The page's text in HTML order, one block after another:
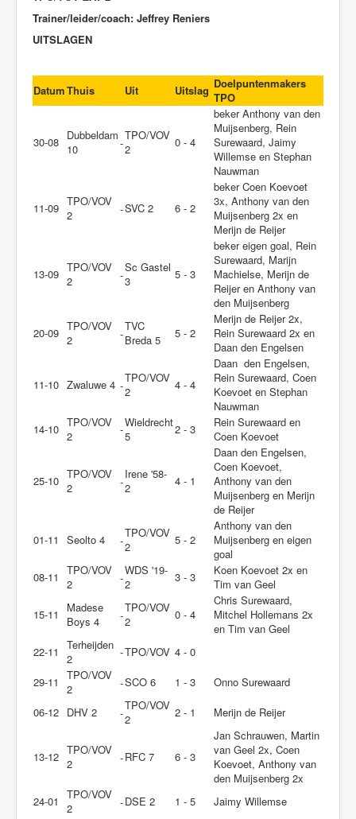
Trainer/leider/coach: Jeffrey Reniers
UITSLAGEN
DatumThuis Uit Uitslag Doelpuntenmakers
TPO
30-08 Dubbeldam
10
-
TPO/VOV
2
0 - 4
beker Anthony van den
Muijsenberg, Rein
Surewaard, Jaimy
Willemse en Stephan
Nauwman
11-09 TPO/VOV
2
-SVC 2 6 - 2
beker Coen Koevoet
3x, Anthony van den
Muijsenberg 2x en
Merijn de Reijer
13-09 TPO/VOV
2
-
Sc Gastel
3
5 - 3
beker eigen goal, Rein
Surewaard, Marijn
Machielse, Merijn de
Reijer en Anthony van
den Muijsenberg
20-09 TPO/VOV
2
-
TVC
Breda 5
5 - 2
Merijn de Reijer 2x,
Rein Surewaard 2x en
Daan den Engelsen
11-10 Zwaluwe 4 -
TPO/VOV
2
4 - 4
Daan den Engelsen,
Rein Surewaard, Coen
Koevoet en Stephan
Nauwman
14-10 TPO/VOV
2
-Wieldrecht
5
2 - 3
Rein Surewaard en
Coen Koevoet
25-10 TPO/VOV
2
-
Irene '58-
2
4 - 1
Daan den Engelsen,
Coen Koevoet,
Anthony van den
Muijsenberg en Merijn
de Reijer
01-11
Seolto 4 -
TPO/VOV
2
5 - 2
Anthony van den
Muijsenberg en eigen
goal
08-11
TPO/VOV
2
-
WDS '19-
2
3 - 3
Koen Koevoet 2x en
Tim van Geel
15-11
Madese
Boys 4
-
TPO/VOV
2
0 - 4
Chris Surewaard,
Mitchel Hollemans 2x
en Tim van Geel
22-11
Terheijden
2
-TPO/VOV 4 - 0
29-11
TPO/VOV
2
-SCO 6 1 - 3
Onno Surewaard
06-12 DHV 2 -
TPO/VOV
2
2 - 1 Merijn de Reijer
13-12 TPO/VOV
2
-RFC 7 6 - 3
Jan Schrauwen, Martin
van Geel 2x, Coen
Koevoet, Anthony van
den Muijsenberg 2x
24-01
TPO/VOV
2
-DSE 2 1 - 5
Jaimy Willemse